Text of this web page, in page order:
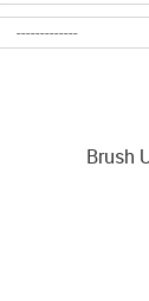
-------------
Brush